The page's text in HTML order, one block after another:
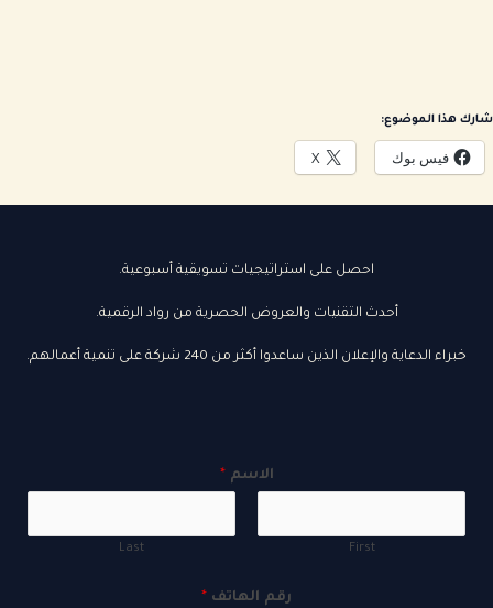
هذا الموضوع:
فيس بوك X
احصل على استراتيجيات تسويقية أسبوعية.
أحدث التقنيات والعروض الحصرية من رواد الرقمية.
خبراء الدعاية والإعلان الذين ساعدوا أكثر من 240 شركة على تنمية أعمالهم.
الاسم*
First
Last
رقم الهاتف*